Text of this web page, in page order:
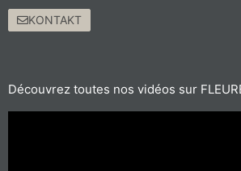
KONTAKT
Découvrez toutes nos vidéos sur